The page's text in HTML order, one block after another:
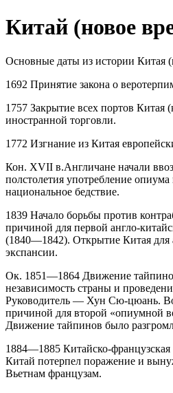
Китай (новое
Основные даты из истории Китая
1692 Принятие закона о
1757 Закрытие всех портов Китая
иностранной торговли.
1772 Изгнание из Китая
Кон. XVII в.Англичане начали
полстолетия употребление опиума
национальное бедствие.
1839 Начало борьбы против
причиной для первой англо-
(1840—1842). Открытие Китая для
экспансии.
Ок. 1851—1864 Движение
независимость страны и
Руководитель — Хун Сю-цюань.
причиной для второй «опиумной
Движение тайпинов было
1884—1885 Китайско-
Китай потерпел поражение и
Вьетнам французам.